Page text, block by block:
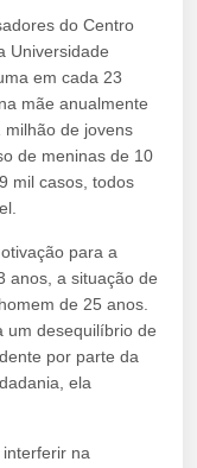
do Centro
Universidade
em cada 23
mãe anualmente
milhão de jovens
de meninas de 10
mil casos, todos
para a
anos, a situação de
de 25 anos.
um desequilíbrio de
por parte da
ela
na